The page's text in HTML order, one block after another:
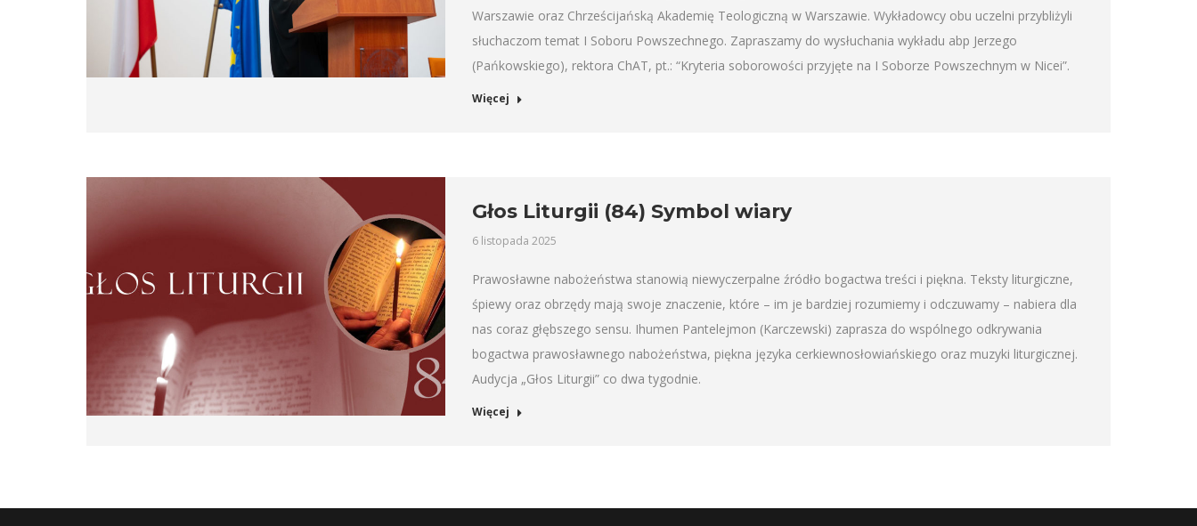
Warszawie oraz Chrześcijańską Akademię Teologiczną w Warszawie. Wykładowcy obu uczelni przybliżyli
słuchaczom temat I Soboru Powszechnego. Zapraszamy do wysłuchania wykładu abp Jerzego
(Pańkowskiego), rektora ChAT, pt.: “Kryteria soborowości przyjęte na I Soborze Powszechnym w Nicei”.
Więcej
Głos Liturgii (84) Symbol wiary
6 listopada 2025
Prawosławne nabożeństwa stanowią niewyczerpalne źródło bogactwa treści i piękna. Teksty liturgiczne,
śpiewy oraz obrzędy mają swoje znaczenie, które – im je bardziej rozumiemy i odczuwamy – nabiera dla
nas coraz głębszego sensu. Ihumen Pantelejmon (Karczewski) zaprasza do wspólnego odkrywania
bogactwa prawosławnego nabożeństwa, piękna języka cerkiewnosłowiańskiego oraz muzyki liturgicznej.
Audycja „Głos Liturgii” co dwa tygodnie.
Więcej